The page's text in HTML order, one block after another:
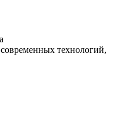
технологий,